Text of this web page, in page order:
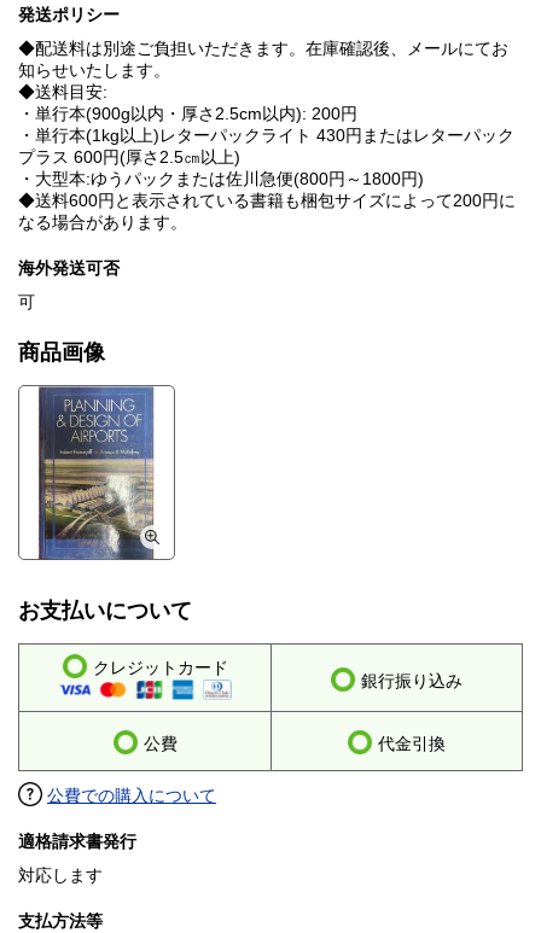
発送ポリシー
◆配送料は別途ご負担いただきます。在庫確認後、メールにてお
知らせいたします。
◆送料目安:
・単行本(900g以内・厚さ2.5cm以内): 200円
・単行本(1kg以上)レターパックライト 430円またはレターパック
プラス 600円(厚さ2.5㎝以上)
・大型本:ゆうパックまたは佐川急便(800円～1800円)
◆送料600円と表示されている書籍も梱包サイズによって200円に
なる場合があります。
海外発送可否
可
商品画像
お支払いについて
クレジットカード
銀行振り込み
公費 代金引換
公費での購入について
適格請求書発行
対応します
支払方法等